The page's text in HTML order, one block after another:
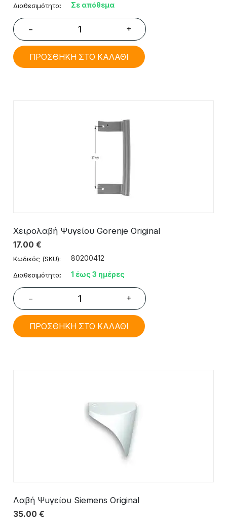
Διαθεσιμότητα: Σε απόθεμα
− +
ΠΡΟΣΘΗΚΗ ΣΤΟ ΚΑΛΑΘΙ
Χειρολαβή Ψυγείου Gorenje Original
17.00 €
Κωδικός (SKU): 80200412
Διαθεσιμότητα: 1 έως 3 ημέρες
− +
ΠΡΟΣΘΗΚΗ ΣΤΟ ΚΑΛΑΘΙ
Λαβή Ψυγείου Siemens Original
35.00 €